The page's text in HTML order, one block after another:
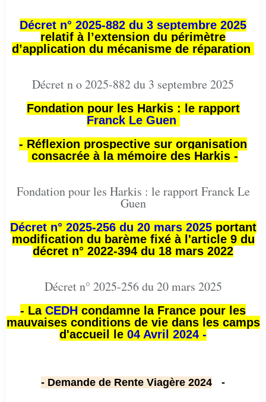
Décret n° 2025-882 du 3 septembre 2025
relatif à l’extension du périmètre
d’application du mécanisme de réparation
Décret n o 2025-882 du 3 septembre 2025
Fondation pour les Harkis : le rapport
Franck Le Guen
- Réflexion prospective sur organisation
consacrée à la mémoire des Harkis -
Fondation pour les Harkis : le rapport Franck Le
Guen
Décret n° 2025-256 du 20 mars 2025portant
modification du barème fixé à l'article 9 du
décret n° 2022-394 du 18 mars 2022
Décret n° 2025-256 du 20 mars 2025
- La CEDH condamne la France pour les
mauvaises conditions de vie dans les camps
d'accueil le 04 Avril 2024 -
- Demande de Rente Viagère 2024 -